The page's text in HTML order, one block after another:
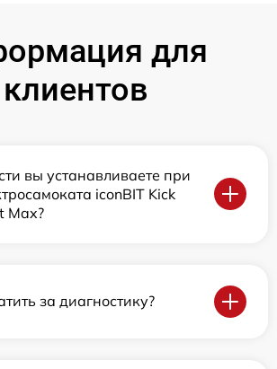
для
клиентов
вы устанавливаете при
iconBIT Kick
Max?
за диагностику?